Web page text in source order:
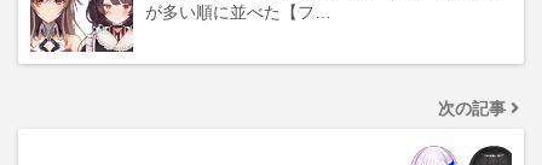
が多い順に並べた【フ…
次の記事